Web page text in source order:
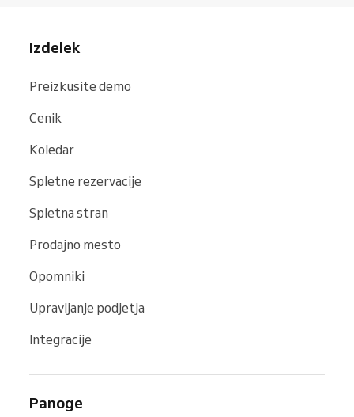
Izdelek
Preizkusite demo
Cenik
Koledar
Spletne rezervacije
Spletna stran
Prodajno mesto
Opomniki
Upravljanje podjetja
Integracije
Panoge